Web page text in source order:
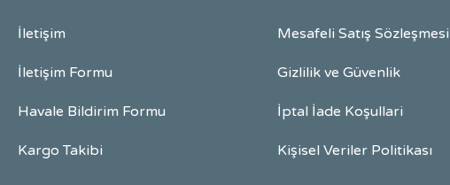
İletişim
İletişim Formu
Havale Bildirim Formu
Kargo Takibi
Mesafeli Satış Sözleşmesi
Gizlilik ve Güvenlik
İptal İade Koşullari
Kişisel Veriler Politikası